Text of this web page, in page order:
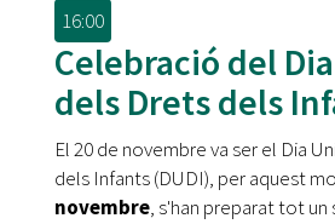
16:00
Celebració del
dels Drets dels
El 20 de novembre va ser el Dia
dels Infants (DUDI), per aquest
novembre, s'han preparat tot un